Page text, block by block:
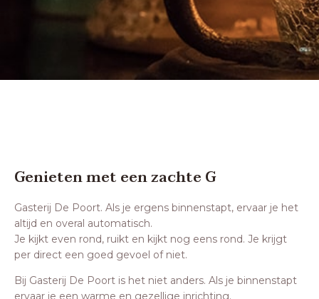
Genieten met een zachte G
Gasterij De Poort. Als je ergens binnenstapt, ervaar je het
altijd en overal automatisch.
Je kijkt even rond, ruikt en kijkt nog eens rond. Je krijgt
per direct een goed gevoel of niet.
Bij Gasterij De Poort is het niet anders. Als je binnenstapt
ervaar je een warme en gezellige inrichting.